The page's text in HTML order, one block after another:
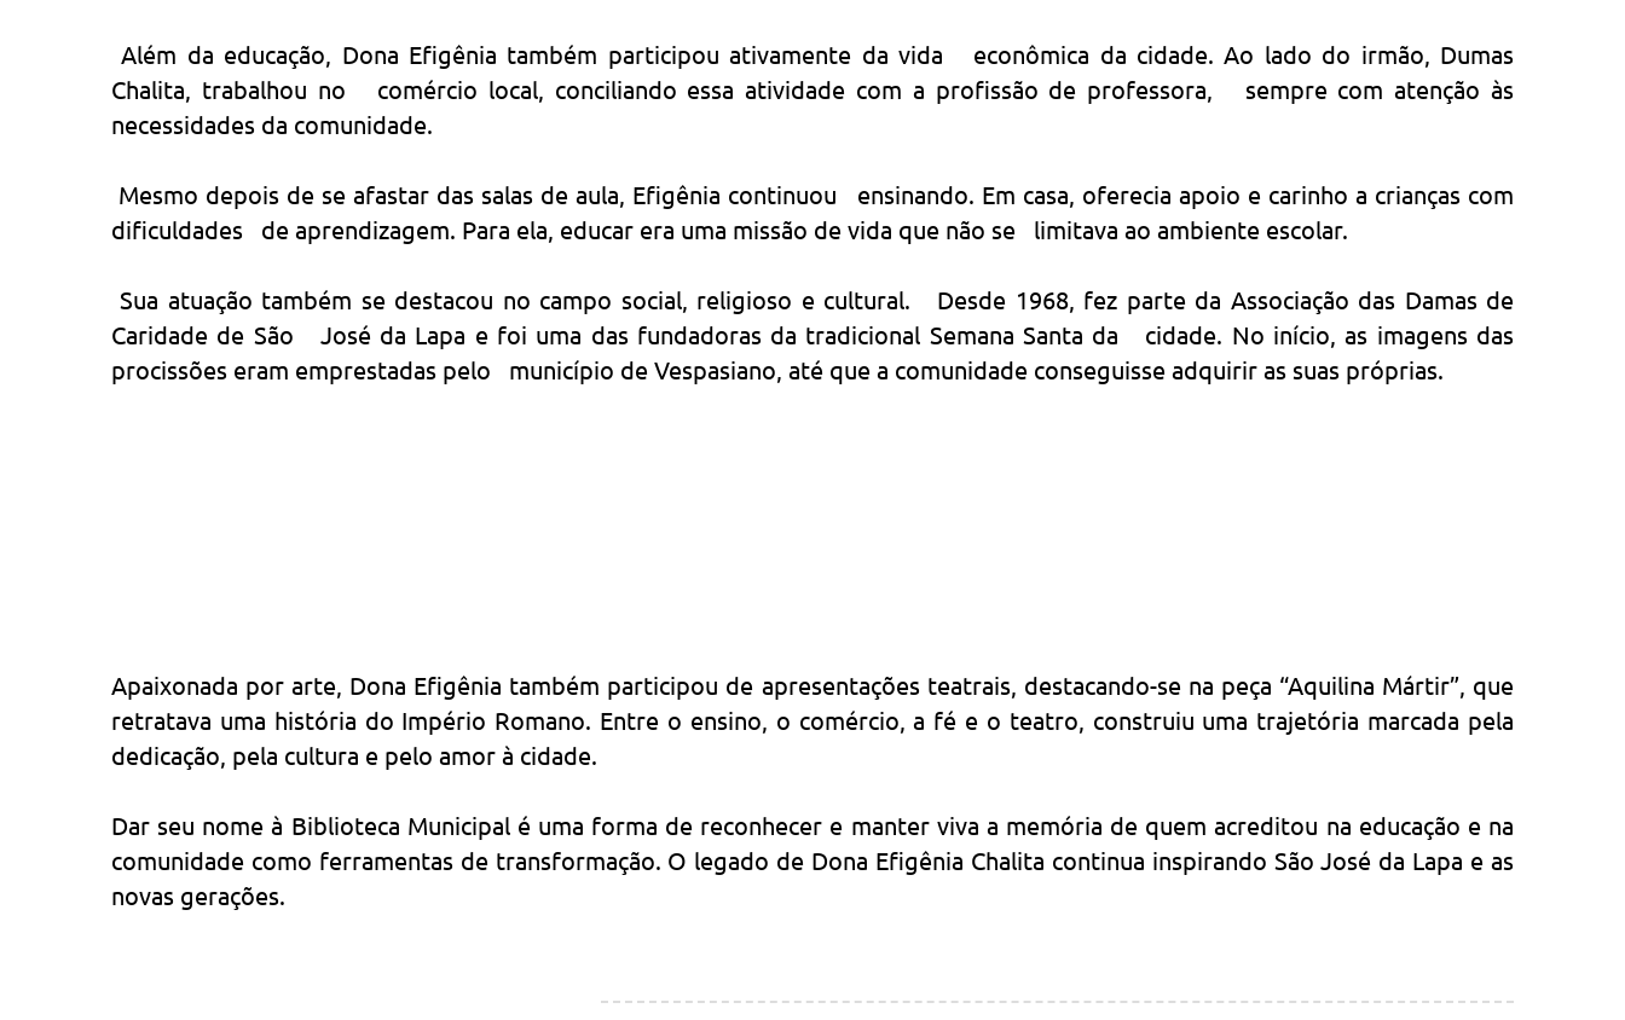
Além da educação, Dona Efigênia também participou ativamente da vida econômica da cidade. Ao lado do irmão, Dumas
Chalita, trabalhou no comércio local, conciliando essa atividade com a profissão de professora, sempre com atenção às
necessidades da comunidade.
Mesmo depois de se afastar das salas de aula, Efigênia continuou ensinando. Em casa, oferecia apoio e carinho a crianças com
dificuldades de aprendizagem. Para ela, educar era uma missão de vida que não se limitava ao ambiente escolar.
Sua atuação também se destacou no campo social, religioso e cultural. Desde 1968, fez parte da Associação das Damas de
Caridade de São José da Lapa e foi uma das fundadoras da tradicional Semana Santa da cidade. No início, as imagens das
procissões eram emprestadas pelo município de Vespasiano, até que a comunidade conseguisse adquirir as suas próprias.
Apaixonada por arte, Dona Efigênia também participou de apresentações teatrais, destacando-se na peça “Aquilina Mártir”, que
retratava uma história do Império Romano. Entre o ensino, o comércio, a fé e o teatro, construiu uma trajetória marcada pela
dedicação, pela cultura e pelo amor à cidade.
Dar seu nome à Biblioteca Municipal é uma forma de reconhecer e manter viva a memória de quem acreditou na educação e na
comunidade como ferramentas de transformação. O legado de Dona Efigênia Chalita continua inspirando São José da Lapa e as
novas gerações.